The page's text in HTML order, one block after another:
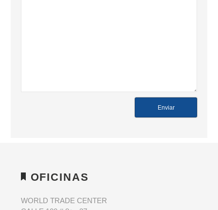
OFICINAS
WORLD TRADE CENTER